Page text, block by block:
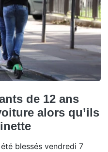
de 12 ans
alors qu’ils
blessés vendredi 7